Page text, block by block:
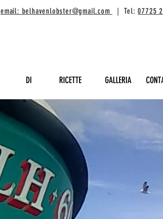
DI RICETTE GALLERIA
email: belhavenlobster@gmail.com | Tel:07725